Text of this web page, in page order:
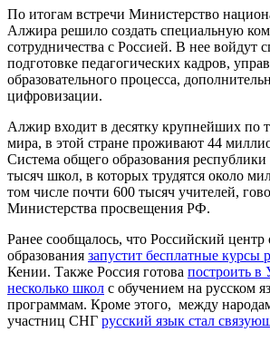
По итогам встречи Министерство
Алжира решило создать специальную
сотрудничества с Россией. В нее войдут
подготовке педагогических кадров,
образовательного процесса,
цифровизации.
Алжир входит в десятку крупнейших по
мира, в этой стране проживают 44
Система общего образования республики
тысяч школ, в которых трудятся около
том числе почти 600 тысяч учителей,
Министерства просвещения РФ.
Ранее сообщалось, что Российский центр
образования запустит бесплатные курсы
Кении. Также Россия готова построить в
несколько школ с обучением на русском
программам. Кроме этого, между
участниц СНГ русский язык стал